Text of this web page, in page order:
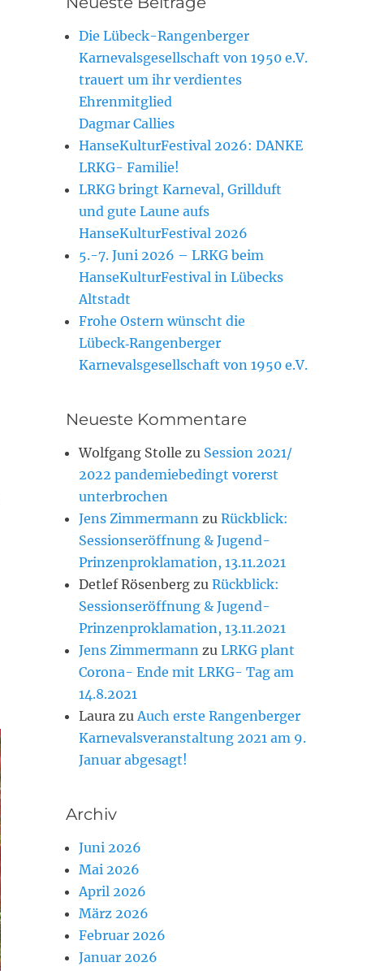
Die Lübeck-Rangenberger
Karnevalsgesellschaft von 1950 e.V.
trauert um ihr verdientes
Ehrenmitglied
Dagmar Callies
HanseKulturFestival 2026: DANKE
LRKG- Familie!
LRKG bringt Karneval, Grillduft
und gute Laune aufs
HanseKulturFestival 2026
5.-7. Juni 2026 – LRKG beim
HanseKulturFestival in Lübecks
Altstadt
Frohe Ostern wünscht die
Lübeck‑Rangenberger
Karnevalsgesellschaft von 1950 e.V.
Neueste Kommentare
Wolfgang Stolle zu Session 2021/
2022 pandemiebedingt vorerst
unterbrochen
Jens Zimmermann zu Rückblick:
Sessionseröffnung & Jugend-
Prinzenproklamation, 13.11.2021
Detlef Rösenberg zu Rückblick:
Sessionseröffnung & Jugend-
Prinzenproklamation, 13.11.2021
Jens Zimmermann zu LRKG plant
Corona- Ende mit LRKG- Tag am
14.8.2021
Laura zuAuch erste Rangenberger
Karnevalsveranstaltung 2021 am 9.
Januar abgesagt!
Archiv
Juni 2026
Mai 2026
April 2026
März 2026
Februar 2026
Januar 2026